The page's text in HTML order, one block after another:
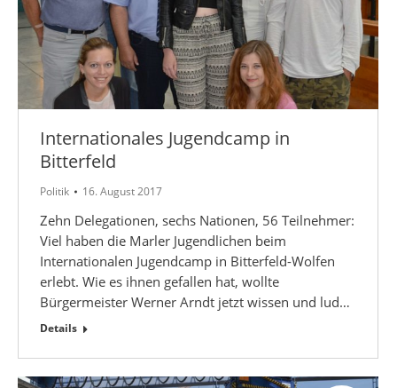
Internationales Jugendcamp in
Bitterfeld
Politik 16. August 2017
Zehn Delegationen, sechs Nationen, 56 Teilnehmer:
Viel haben die Marler Jugendlichen beim
Internationalen Jugendcamp in Bitterfeld-Wolfen
erlebt. Wie es ihnen gefallen hat, wollte
Bürgermeister Werner Arndt jetzt wissen und lud…
Details